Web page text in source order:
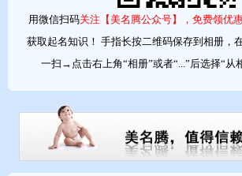
字型丰为独体字结构，4画；楼为左右结构，
于识别、传播和品牌推广。
五行名字的五行配置为：火-木。
用微信扫码关注【美名腾公众号】，免费领优
获取起名知识！ 手指长按二维码保存到相册，
一扫→点击右上角“相册”或者“...”后选择“从